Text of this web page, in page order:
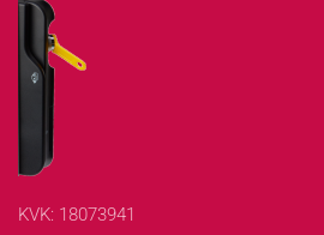
KVK: 18073941